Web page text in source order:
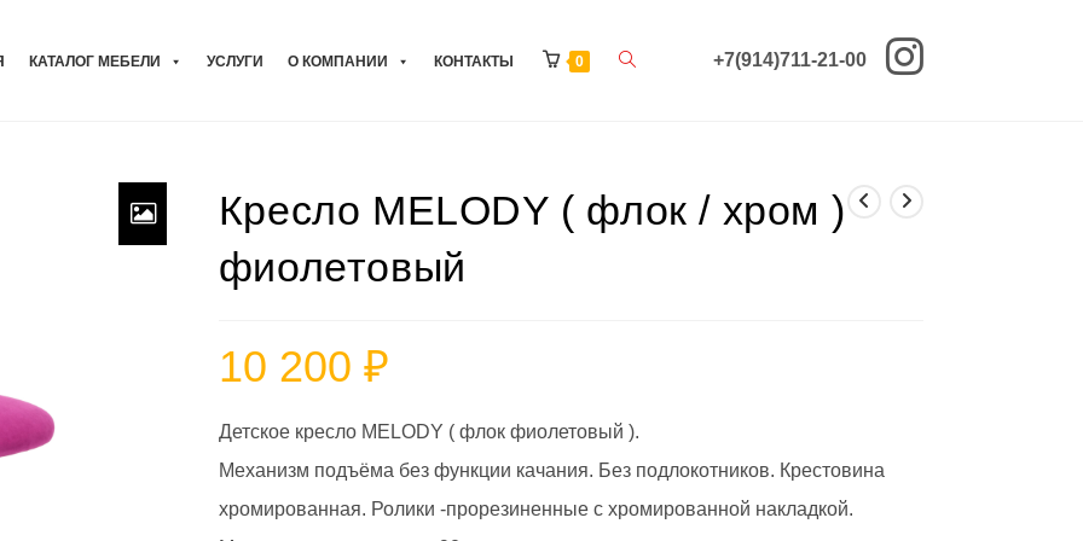
+7(914)711-21-00
КАТАЛОГ МЕБЕЛИ УСЛУГИ О КОМПАНИИ КОНТАКТЫ 0 Переключить
веб-
Кресло MELODY ( флок / хром )
фиолетовый
10 200 ₽
Детское кресло MELODY ( флок фиолетовый ).
Механизм подъёма без функции качания. Без подлокотников. Крестовина
хромированная. Ролики -прорезиненные с хромированной накладкой.